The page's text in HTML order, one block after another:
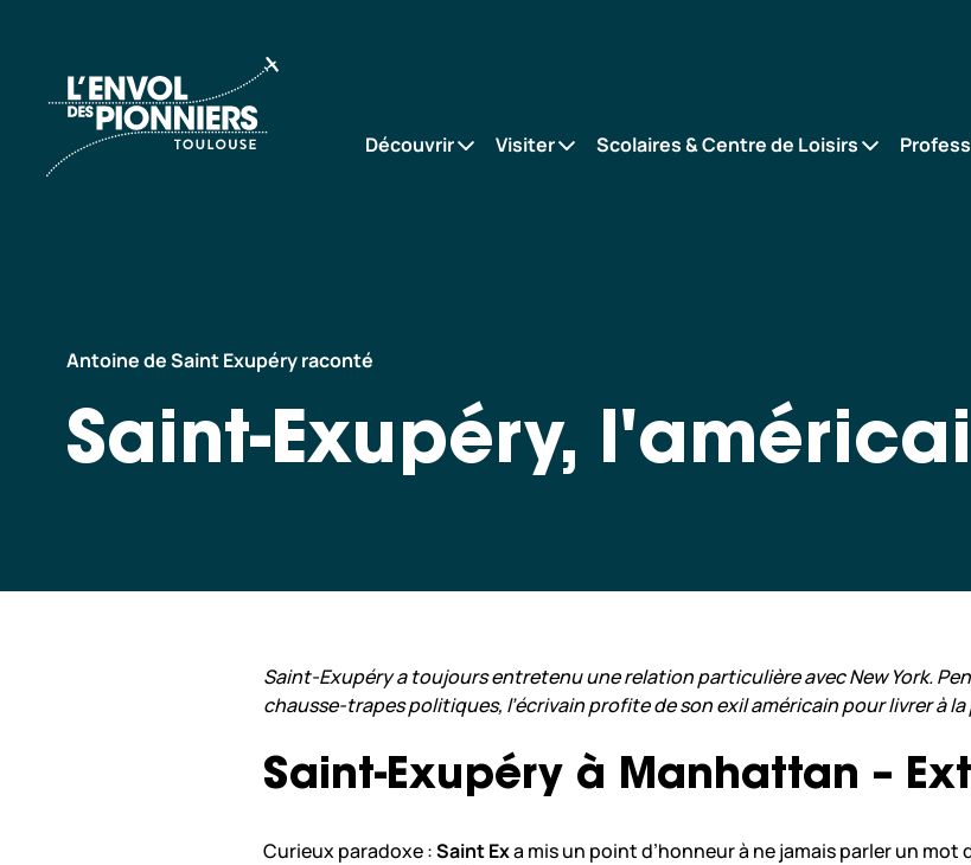
Découvrir Visiter Scolaires & Centre de Loisirs
Antoine de Saint Exupéry raconté
Saint-Exupéry,
Saint-Exupéry a toujours entretenu une relation particulière avec New York.
chausse-trapes politiques, l’écrivain profite de son exil américain pour livrer à
Saint-Exupéry à Manhattan –
Curieux paradoxe :Saint Exa mis un point d’honneur à ne jamais parler un mot